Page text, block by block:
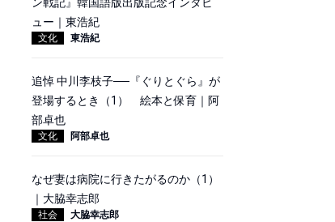
ン戦記』韓国語版出版記念インタビ
ュー｜東浩紀
文化 東浩紀
追悼 中川李枝子──『ぐりとぐら』が
登場するとき（1） 絵本と保育｜阿
部卓也
文化 阿部卓也
なぜ妻は病院に行きたがるのか（1）
｜大脇幸志郎
社会 大脇幸志郎